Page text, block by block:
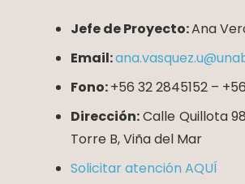
Jefe de Proyecto:Ana
Email:
Fono:+56 32 2845152 –
Dirección:Calle Quillota
Torre B, Viña del Mar
Solicitar atención AQUÍ